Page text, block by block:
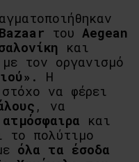
του Aegean
και
τον οργανισμό
. Η
να φέρει
, να
και
το πολύτιμο
όλα τα έσοδα